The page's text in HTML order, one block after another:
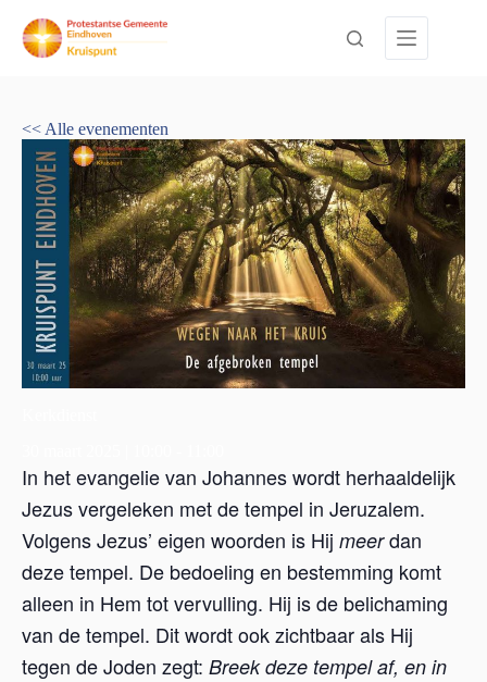
naar
<< Alle evenementen
In het evangelie van Johannes wordt herhaaldelijk
Jezus vergeleken met de tempel in Jeruzalem.
Volgens Jezus’ eigen woorden is Hij meerdan
deze tempel. De bedoeling en bestemming komt
alleen in Hem tot vervulling. Hij is de belichaming
van de tempel. Dit wordt ook zichtbaar als Hij
tegen de Joden zegt: Breek deze tempel af, en in